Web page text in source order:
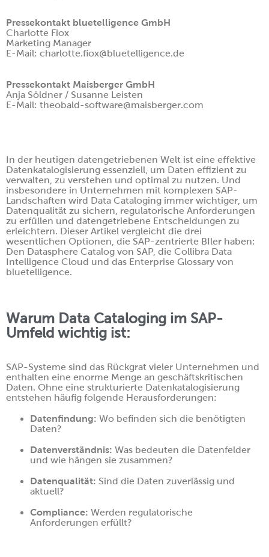
Pressekontakt bluetelligence GmbH
Charlotte Fiox
Marketing Manager
E-Mail: charlotte.fiox@bluetelligence.de
Pressekontakt Maisberger GmbH
Anja Söldner / Susanne Leisten
E-Mail: theobald-software@maisberger.com
In der heutigen datengetriebenen Welt ist eine effektive
Datenkatalogisierung essenziell, um Daten effizient zu
verwalten, zu verstehen und optimal zu nutzen. Und
insbesondere in Unternehmen mit komplexen SAP-
Landschaften wird Data Cataloging immer wichtiger, um
Datenqualität zu sichern, regulatorische Anforderungen
zu erfüllen und datengetriebene Entscheidungen zu
erleichtern. Dieser Artikel vergleicht die drei
wesentlichen Optionen, die SAP-zentrierte BIler haben:
Den Datasphere Catalog von SAP, die Collibra Data
Intelligence Cloud und das Enterprise Glossary von
bluetelligence.
Warum Data Cataloging im SAP-
Umfeld wichtig ist:
SAP-Systeme sind das Rückgrat vieler Unternehmen und
enthalten eine enorme Menge an geschäftskritischen
Daten. Ohne eine strukturierte Datenkatalogisierung
entstehen häufig folgende Herausforderungen:
Datenfindung: Wo befinden sich die benötigten
Daten?
Datenverständnis: Was bedeuten die Datenfelder
und wie hängen sie zusammen?
Datenqualität: Sind die Daten zuverlässig und
aktuell?
Compliance: Werden regulatorische
Anforderungen erfüllt?